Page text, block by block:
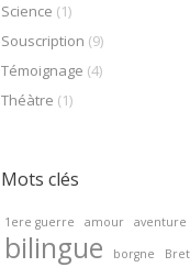
Science (1)
Souscription (9)
Témoignage (4)
Théàtre (1)
Mots clés
1ere guerre amour aventure
bilingue borgne